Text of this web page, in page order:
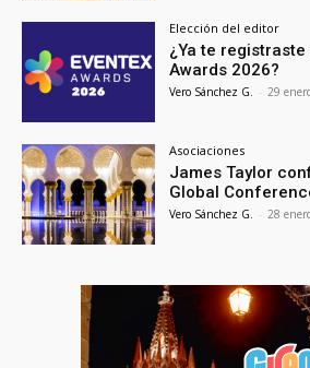
Elección del editor
¿Ya te registraste
Awards 2026?
Vero Sánchez G. - 29
Asociaciones
James Taylor
Global
Vero Sánchez G. - 28